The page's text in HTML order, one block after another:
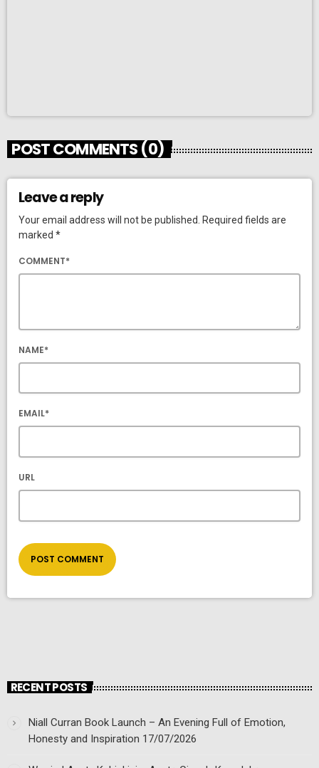
POST COMMENTS (0)
Leave a reply
Your email address will not be published. Required fields are
marked *
COMMENT*
NAME*
EMAIL*
URL
RECENT POSTS
Niall Curran Book Launch – An Evening Full of Emotion,
Honesty and Inspiration 17/07/2026